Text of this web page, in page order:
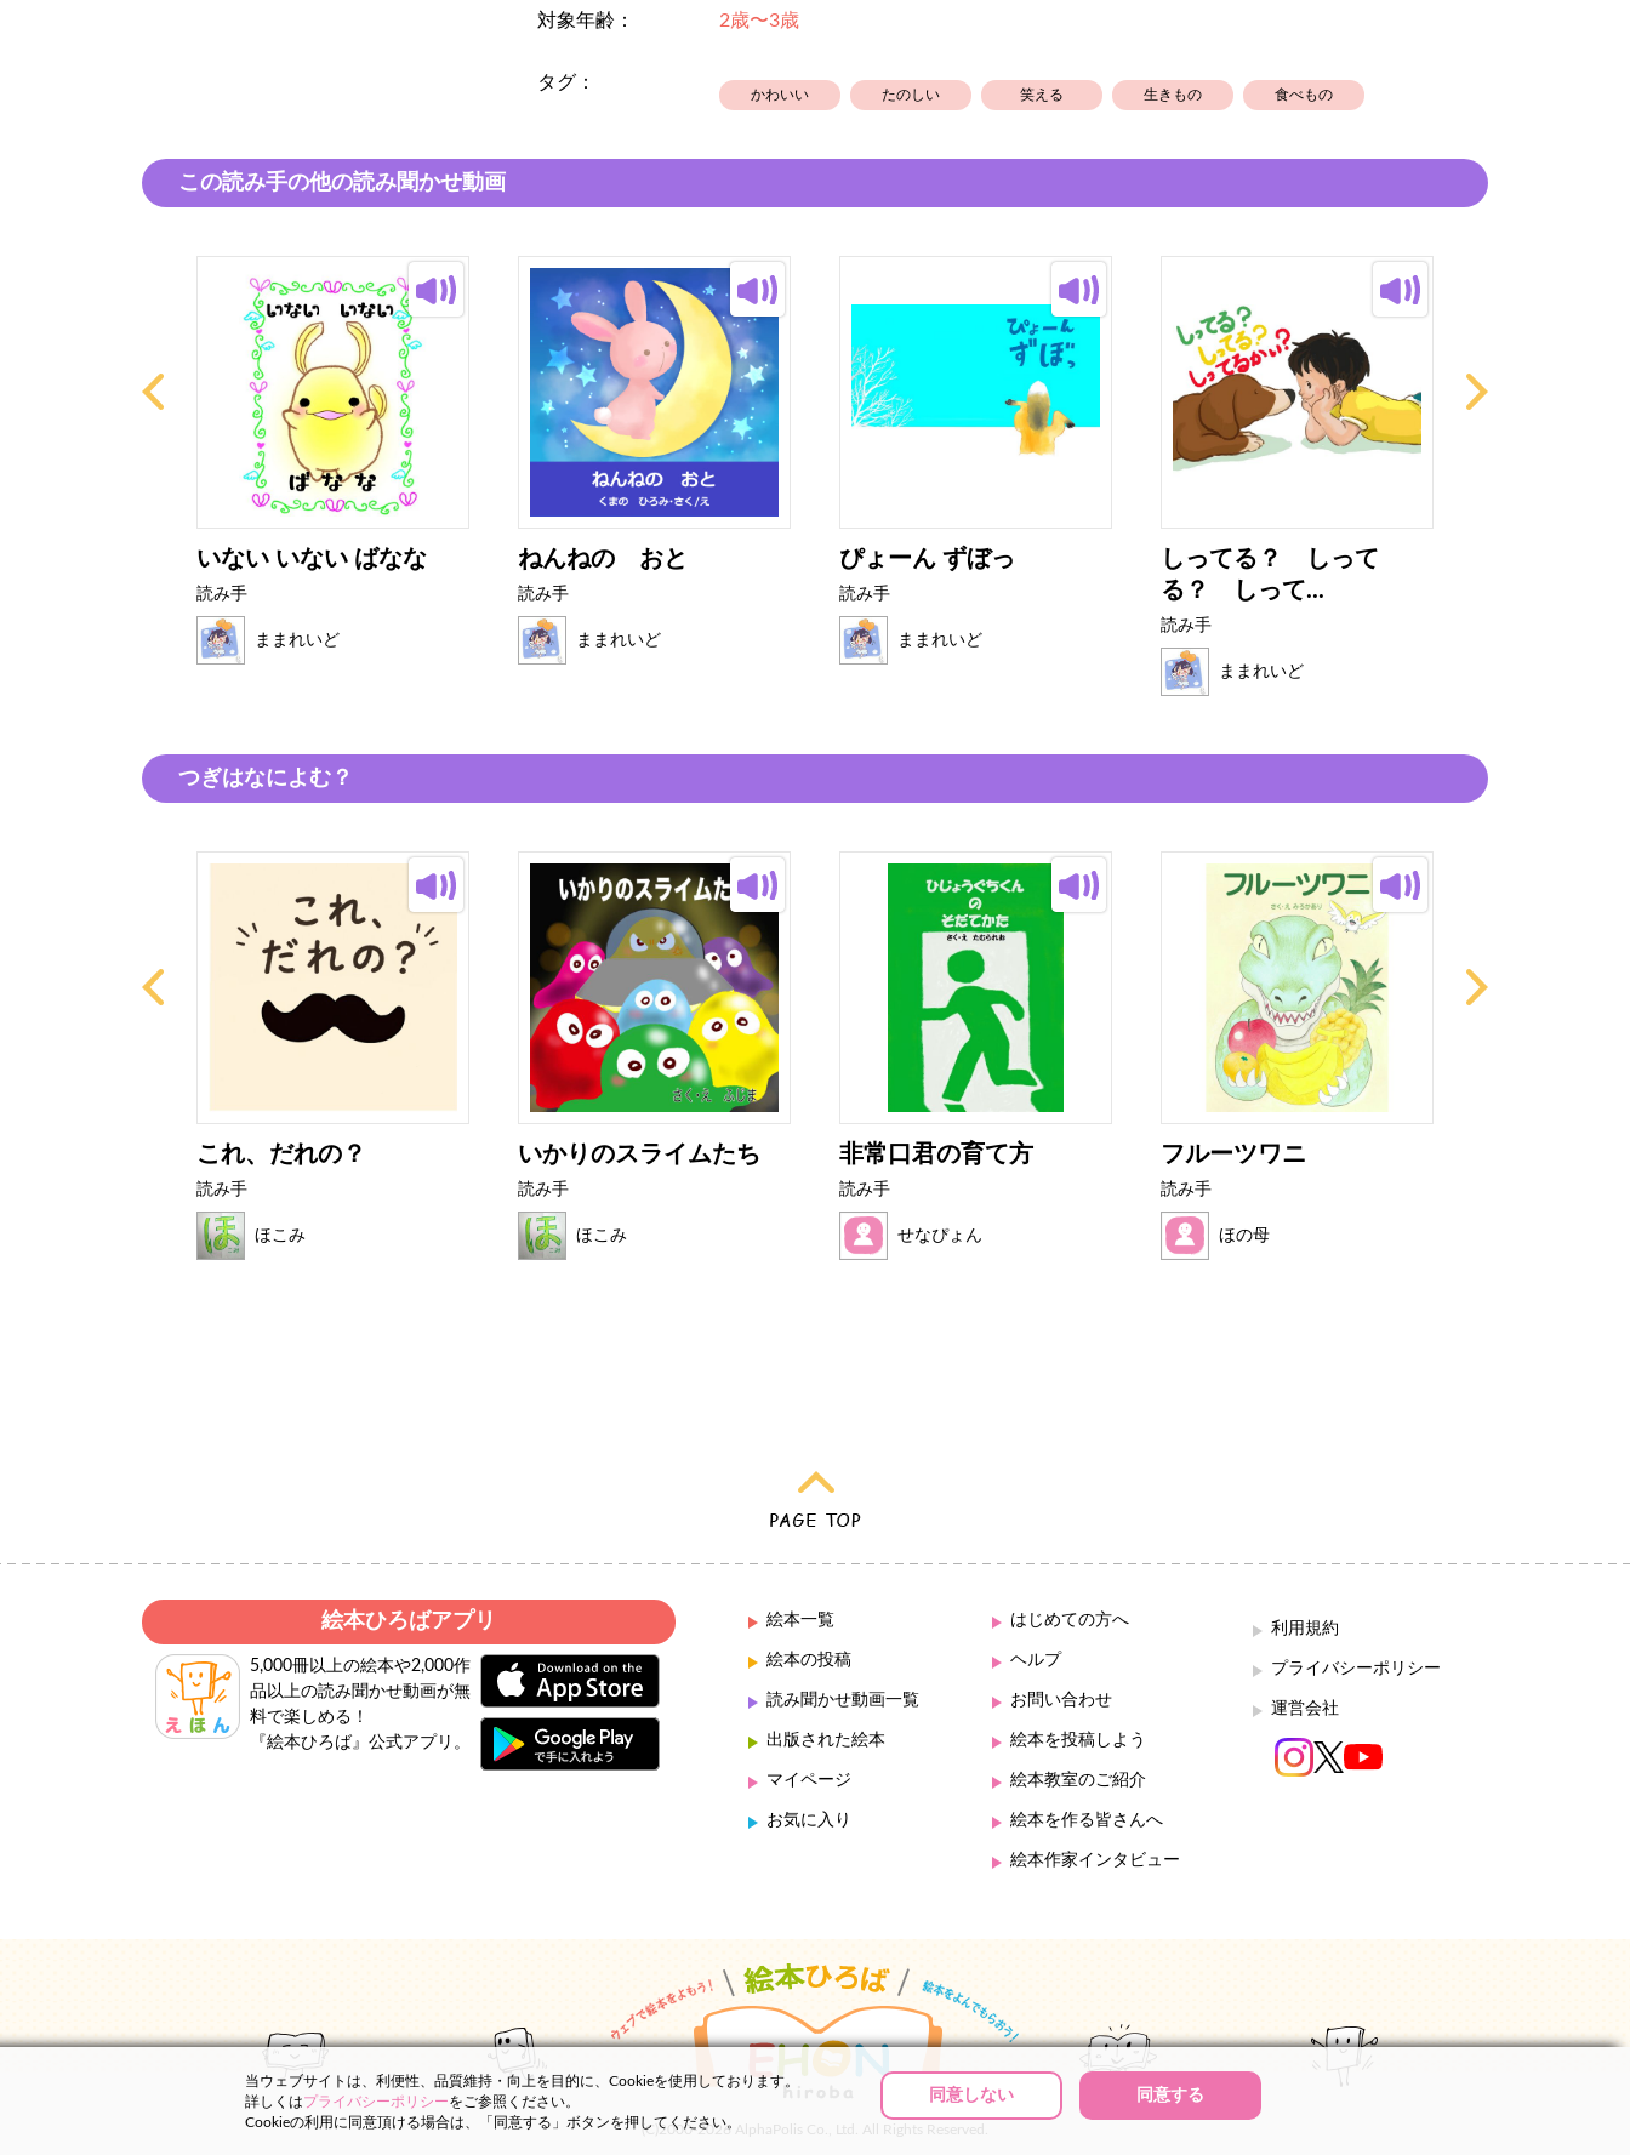
対象年齢： 2歳〜3歳
タグ：
かわいい たのしい 笑える 生きもの 食べもの
この読み手の他の読み聞かせ動画
いない いない ばなな
読み手
ままれいど
ねんねの おと
読み手
ままれいど
ぴょーん ずぼっ
読み手
ままれいど
しってる？ しって
る？ しって...
読み手
ままれいど
つぎはなによむ？
これ、だれの？
読み手
ほこみ
いかりのスライムたち
読み手
ほこみ
非常口君の育て方
読み手
せなぴょん
フルーツワニ
読み手
ほの母
絵本ひろばアプリ
5,000冊以上の絵本や2,000作
品以上の読み聞かせ動画が無
料で楽しめる！
『絵本ひろば』公式アプリ。
絵本一覧
絵本の投稿
読み聞かせ動画一覧
出版された絵本
マイページ
お気に入り
はじめての方へ
ヘルプ
お問い合わせ
絵本を投稿しよう
絵本教室のご紹介
絵本を作る皆さんへ
絵本作家インタビュー
利用規約
プライバシーポリシー
運営会社
(C)2000-2026 AlphaPolis Co., Ltd. All Rights Reserved.
当ウェブサイトは、利便性、品質維持・向上を目的に、Cookieを使用しております。
詳しくはプライバシーポリシーをご参照ください。
Cookieの利用に同意頂ける場合は、「同意する」ボタンを押してください。
同意しない 同意する